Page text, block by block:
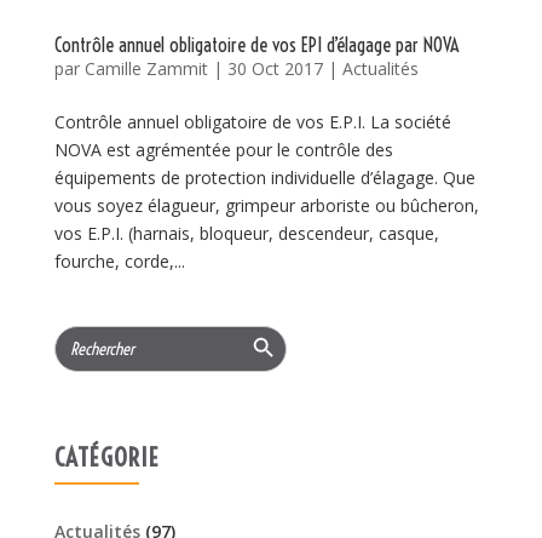
Contrôle annuel obligatoire de vos EPI d’élagage par NOVA
par Camille Zammit| 30 Oct 2017| Actualités
Contrôle annuel obligatoire de vos E.P.I. La société
NOVA est agrémentée pour le contrôle des
équipements de protection individuelle d’élagage. Que
vous soyez élagueur, grimpeur arboriste ou bûcheron,
vos E.P.I. (harnais, bloqueur, descendeur, casque,
fourche, corde,...
Search
for:
Search Button
CATÉGORIE
Actualités(97)